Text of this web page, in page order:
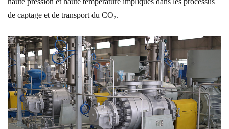
de captage et de transport du CO₂.